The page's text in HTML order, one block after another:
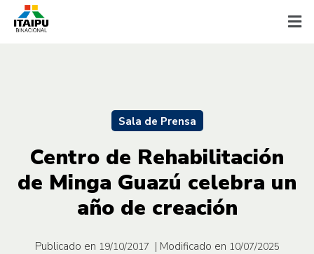
Sala de Prensa
Centro de Rehabilitación
de Minga Guazú celebra un
año de creación
Publicado en 19/10/2017 | Modificado en 10/07/2025